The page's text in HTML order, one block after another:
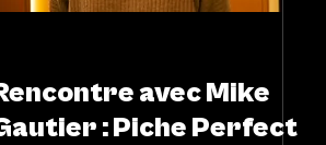
avec Mike
: Piche Perfect